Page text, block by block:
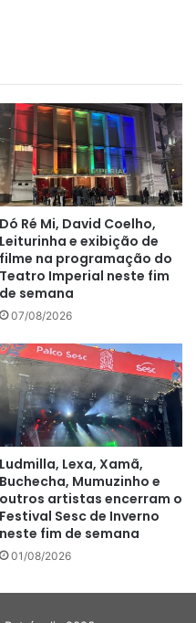
Dó Ré Mi, David Coelho,
Leiturinha e exibição de
filme na programação do
Teatro Imperial neste fim
de semana
07/08/2026
Ludmilla, Lexa, Xamã,
Buchecha, Mumuzinho e
outros artistas encerram o
Festival Sesc de Inverno
neste fim de semana
01/08/2026